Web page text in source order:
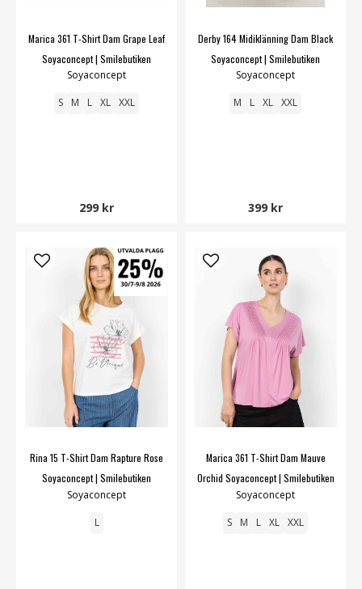
Marica 361 T-Shirt Dam Grape Leaf
Soyaconcept | Smilebutiken
Soyaconcept
S M L XL XXL
299 kr
Derby 164 Midiklänning Dam Black
Soyaconcept | Smilebutiken
Soyaconcept
M L XL XXL
399 kr
Rina 15 T-Shirt Dam Rapture Rose
Soyaconcept | Smilebutiken
Soyaconcept
L
Marica 361 T-Shirt Dam Mauve
Orchid Soyaconcept | Smilebutiken
Soyaconcept
S M L XL XXL